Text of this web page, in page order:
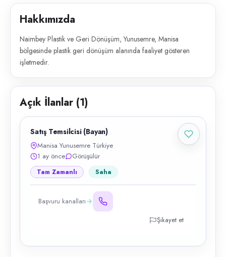
Hakkımızda
Naimbey Plastik ve Geri Dönüşüm, Yunusemre, Manisa
bölgesinde plastik geri dönüşüm alanında faaliyet gösteren
işletmedir.
Açık İlanlar (1)
Satış Temsilcisi (Bayan)
Manisa Yunusemre Türkiye
1 ay önce
Görüşülür
Tam Zamanlı Saha
Başvuru kanalları
Şikayet et